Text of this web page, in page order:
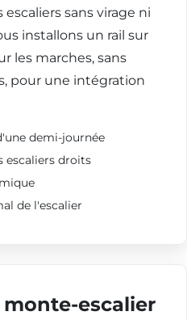
sans virage ni
installons un rail sur
les marches, sans
pour une intégration
demi-journée
escaliers droits
de l'escalier
escalier